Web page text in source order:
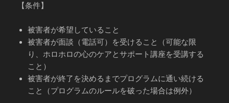
【条件】
被害者が希望していること
被害者が面談（電話可）を受けること（可能な限
り、ホロホロの心のケアとサポート講座を受講する
こと）
被害者が終了を決めるまでプログラムに通い続ける
こと（プログラムのルールを破った場合は例外）